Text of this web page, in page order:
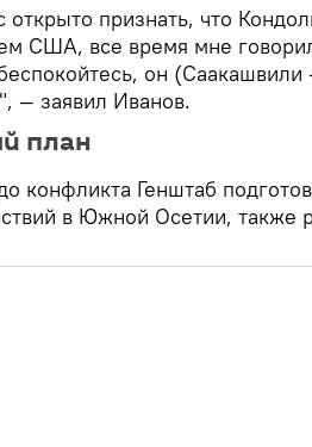
открыто признать, что
США, все время мне
он
— заявил Иванов.
план
конфликта Генштаб
в Южной Осетии, также